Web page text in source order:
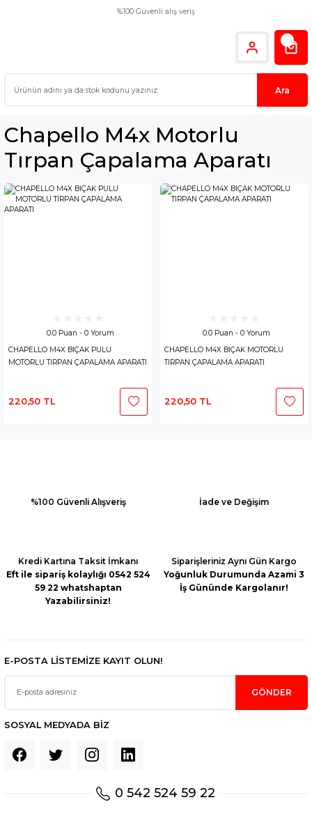
%100 Güvenli alış veriş
Ara
Chapello M4x Motorlu
Tırpan Çapalama Aparatı
0.0 Puan - 0 Yorum
CHAPELLO M4X BIÇAK PULU
MOTORLU TIRPAN ÇAPALAMA APARATI
220,50 TL
0.0 Puan - 0 Yorum
CHAPELLO M4X BIÇAK MOTORLU
TIRPAN ÇAPALAMA APARATI
220,50 TL
%100 Güvenli Alışveriş İade ve Değişim
Kredi Kartına Taksit İmkanı
Eft ile sipariş kolaylığı 0542 524
59 22 whatshaptan
Yazabilirsiniz!
Siparişleriniz Aynı Gün Kargo
Yoğunluk Durumunda Azami 3
İş Gününde Kargolanır!
E-POSTA LİSTEMİZE KAYIT OLUN!
GÖNDER
SOSYAL MEDYADA BİZ
0 542 524 59 22